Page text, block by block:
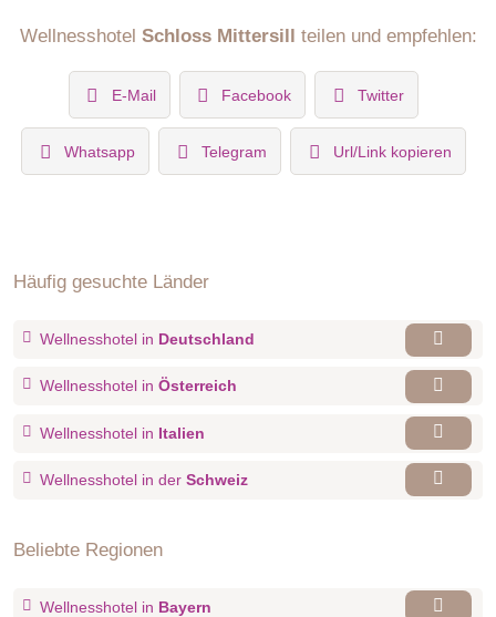
Wellnesshotel Schloss Mittersill teilen und empfehlen:
E-Mail Facebook Twitter
Whatsapp Telegram Url/Link kopieren
Häufig gesuchte Länder
Wellnesshotel in Deutschland
Wellnesshotel in Österreich
Wellnesshotel in Italien
Wellnesshotel in der Schweiz
Beliebte Regionen
Wellnesshotel in Bayern